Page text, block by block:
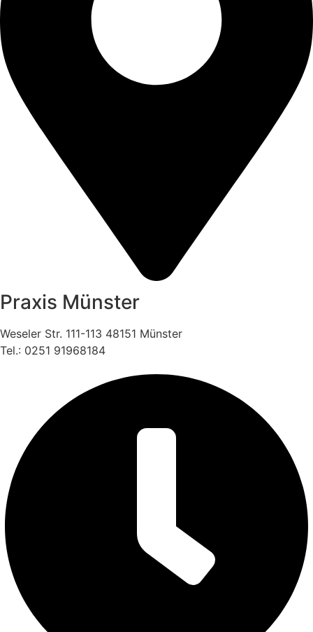
Praxis Münster
Weseler Str. 111-113 48151 Münster
Tel.: 0251 91968184